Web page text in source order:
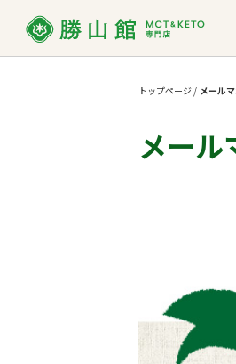
トップページ / メール
メール